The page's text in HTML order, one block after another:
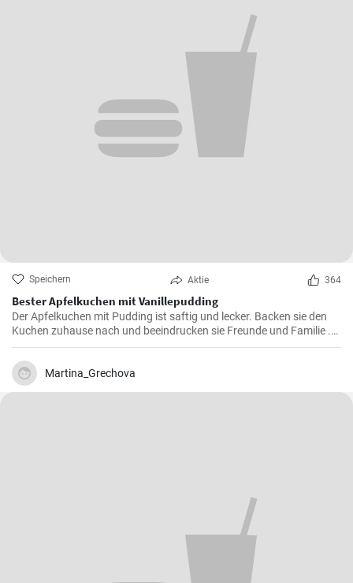
Speichern Aktie 364
Bester Apfelkuchen mit Vanillepudding
Der Apfelkuchen mit Pudding ist saftig und lecker. Backen sie den
Kuchen zuhause nach und beeindrucken sie Freunde und Familie .
Passend zur Herbstzeit in der Apfelernte.
Martina_Grechova